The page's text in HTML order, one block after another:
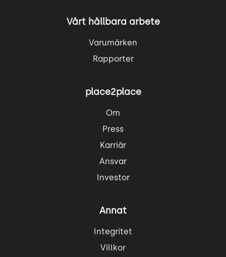
Vårt hållbara arbete
Varumärken
Rapporter
place2place
Om
Press
Karriär
Ansvar
Investor
Annat
Integritet
Villkor